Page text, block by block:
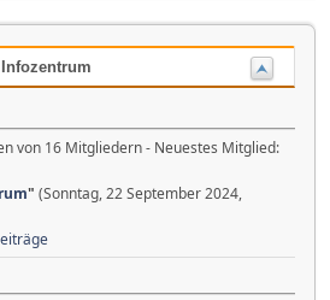
von 16 Mitgliedern - Neuestes Mitglied:
" (Sonntag, 22 September 2024,